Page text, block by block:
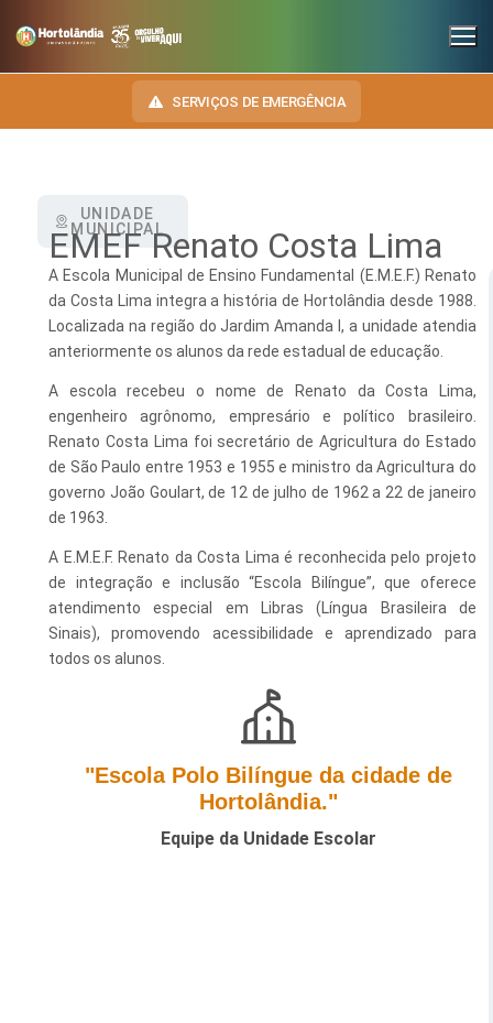
SERVIÇOS DE EMERGÊNCIA
INSTITUCIONAL
SECRETARIAS
Administração e Gestão de Pessoal
Assuntos Jurídicos
Cultura
Desenvolvimento Econômico, Trabalho, Turismo e Inovação
Educação, Ciência e Tecnologia
Esporte e Lazer
Governo
Habitação
Inclusão e Desenvolvimento Social
Meio Ambiente, Desenvolvimento Sustentável e Assuntos
Climáticos
NOSSA CIDADE
HINO, BRASÃO E BANDEIRA
Autoridades do Município
Downloads
Telefones Úteis
Notícias Anteriores a 2024
TRANSPARÊNCIA
E-SIC
DIÁRIO OFICIAL
LEIS MUNICIPAIS
UNIDADE
MUNICIPAL
EMEF Renato Costa Lima
A Escola Municipal de Ensino Fundamental (E.M.E.F.) Renato
da Costa Lima integra a história de Hortolândia desde 1988.
Localizada na região do Jardim Amanda I, a unidade atendia
anteriormente os alunos da rede estadual de educação.
A escola recebeu o nome de Renato da Costa Lima,
engenheiro agrônomo, empresário e político brasileiro.
Renato Costa Lima foi secretário de Agricultura do Estado
de São Paulo entre 1953 e 1955 e ministro da Agricultura do
governo João Goulart, de 12 de julho de 1962 a 22 de janeiro
de 1963.
A E.M.E.F. Renato da Costa Lima é reconhecida pelo projeto
de integração e inclusão “Escola Bilíngue”, que oferece
atendimento especial em Libras (Língua Brasileira de
Sinais), promovendo acessibilidade e aprendizado para
todos os alunos.
"Escola Polo Bilíngue da cidade de
Hortolândia."
Equipe da Unidade Escolar